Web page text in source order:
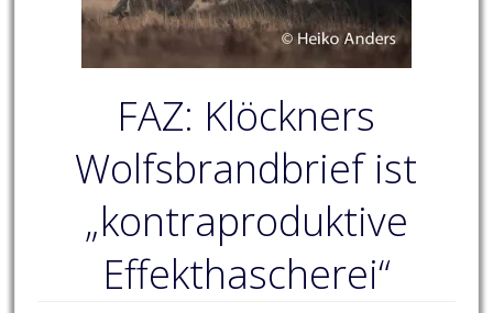
FAZ: Klöckners
Wolfsbrandbrief ist
„kontraproduktive
Effekthascherei“